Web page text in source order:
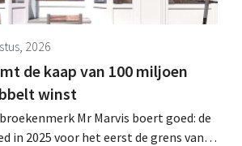
2026
de kaap van 100 miljoen
winst
Mr Marvis boert goed: de
in 2025 voor het eerst de grens van